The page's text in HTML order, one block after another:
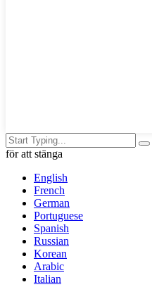
för att stänga
English
French
German
Portuguese
Spanish
Russian
Korean
Arabic
Italian